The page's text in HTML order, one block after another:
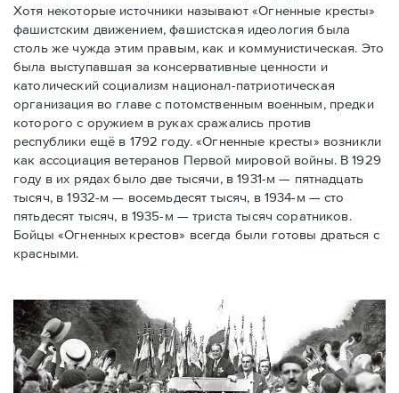
Хотя некоторые источники называют «Огненные крeсты»
фашистским движением, фашистская идеология была
столь же чужда этим правым, как и коммунистическая. Это
была выступавшая за консервативные ценности и
католический социализм национал-патриотическая
организация во главе с потомственным военным, предки
которого с оружием в руках сражались против
республики ещё в 1792 году. «Огненные кресты» возникли
как ассоциация ветеранов Первой мировой войны. В 1929
году в их рядах было две тысячи, в 1931-м — пятнадцать
тысяч, в 1932-м — восемьдесят тысяч, в 1934-м — сто
пятьдесят тысяч, в 1935-м — триста тысяч соратников.
Бойцы «Огненных крестов» всегда были готовы драться с
красными.